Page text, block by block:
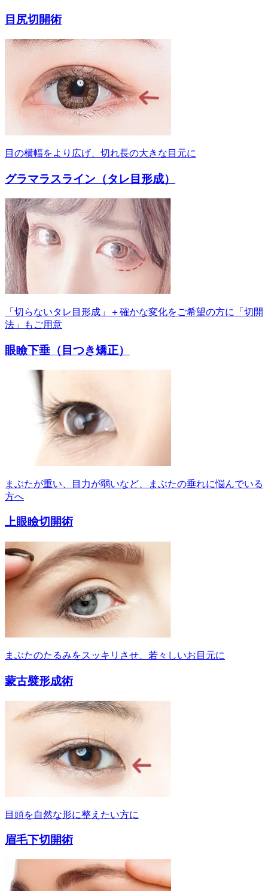
目尻切開術
目の横幅をより広げ、切れ長の大きな目元に
グラマラスライン（タレ目形成）
「切らないタレ目形成」＋確かな変化をご希望の方に「切開
法」もご用意
眼瞼下垂（目つき矯正）
まぶたが重い、目力が弱いなど、まぶたの垂れに悩んでいる
方へ
上眼瞼切開術
まぶたのたるみをスッキリさせ、若々しいお目元に
蒙古襞形成術
目頭を自然な形に整えたい方に
眉毛下切開術